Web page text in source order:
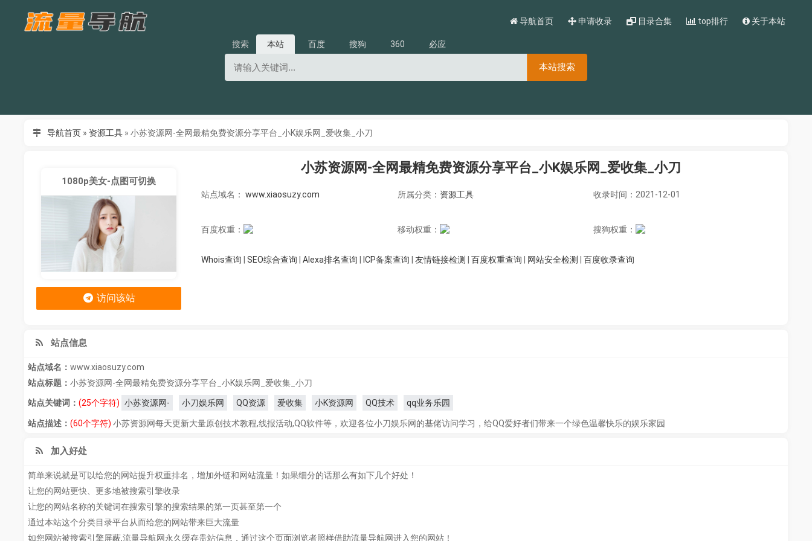
导航首页 申请收录 目录合集 top排行 关于本站
搜索 本站 百度 搜狗 360 必应
本站搜索
导航首页 » 资源工具 » 小苏资源网-全网最精免费资源分享平台_小K娱乐网_爱收集_小刀
小苏资源网-全网最精免费资源分享平台_小K娱乐网_爱收集_小刀
站点域名： www.xiaosuzy.com 所属分类： 资源工具 收录时间：2021-12-01
百度权重： 移动权重： 搜狗权重：
Whois查询 SEO综合查询 Alexa排名查询 ICP备案查询 友情链接检测 百度权重查询 网站安全检测 百度收录查询
1080p美女-点图可切换
访问该站
站点信息
站点域名： www.xiaosuzy.com
站点标题： 小苏资源网-全网最精免费资源分享平台_小K娱乐网_爱收集_小刀
站点关键词： (25个字符) 小苏资源网- 小刀娱乐网 QQ资源 爱收集 小K资源网 QQ技术 qq业务乐园
站点描述： (60个字符) 小苏资源网每天更新大量原创技术教程,线报活动,QQ软件等，欢迎各位小刀娱乐网的基佬访问学习，给QQ爱好者们带来一个绿色温馨快乐的娱乐家园
加入好处
简单来说就是可以给您的网站提升权重排名，增加外链和网站流量！如果细分的话那么有如下几个好处！
让您的网站更快、更多地被搜索引擎收录
让您的网站名称的关键词在搜索引擎的搜索结果的第一页甚至第一个
通过本站这个分类目录平台从而给您的网站带来巨大流量
如您网站被搜索引擎屏蔽,流量导航网永久缓存贵站信息，通过这个页面浏览者照样借助流量导航网进入您的网站！